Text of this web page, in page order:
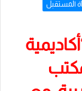
المستقبل